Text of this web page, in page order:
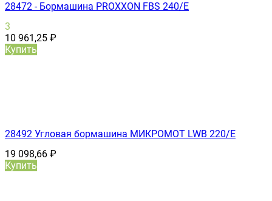
28472 - Бормашина PROXXON FBS 240/Е
3
10 961,25 ₽
Купить
28492 Угловая бормашина МИКРОМОТ LWB 220/E
19 098,66 ₽
Купить